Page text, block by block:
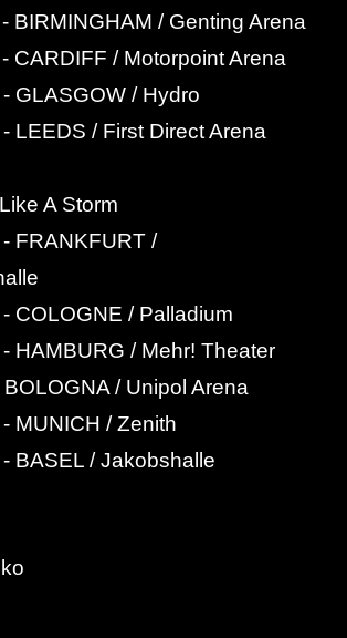
BIRMINGHAM / Genting Arena
CARDIFF / Motorpoint Arena
GLASGOW / Hydro
LEEDS / First Direct Arena
A Storm
FRANKFURT /
COLOGNE / Palladium
HAMBURG / Mehr! Theater
/ Unipol Arena
MUNICH / Zenith
BASEL / Jakobshalle